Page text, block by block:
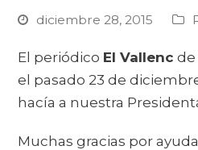
diciembre 28, 2015
El periódico El Vallenc de
el pasado 23 de
hacía a nuestra
Muchas gracias por